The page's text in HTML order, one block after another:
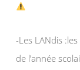
-Les LANdis
de l’année